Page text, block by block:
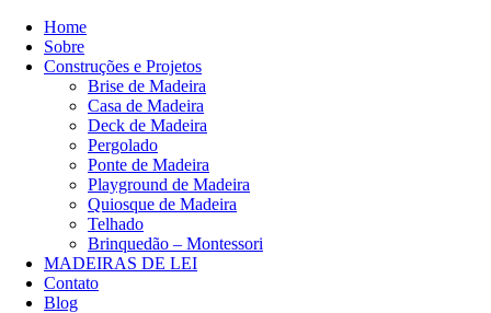
Home
Sobre
Construções e Projetos
Brise de Madeira
Casa de Madeira
Deck de Madeira
Pergolado
Ponte de Madeira
Playground de Madeira
Quiosque de Madeira
Telhado
Brinquedão – Montessori
MADEIRAS DE LEI
Contato
Blog